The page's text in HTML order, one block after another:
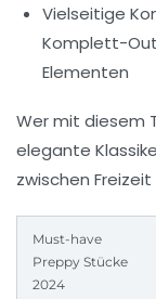
Vielseitige
Komplett-
Elementen
Wer mit diesem
elegante
zwischen
Must-have
Preppy Stücke
2024